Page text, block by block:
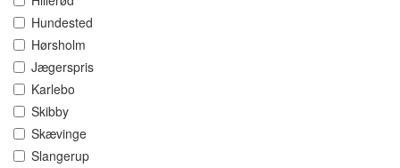
Hundested
Hørsholm
Jægerspris
Karlebo
Skibby
Skævinge
Slangerup